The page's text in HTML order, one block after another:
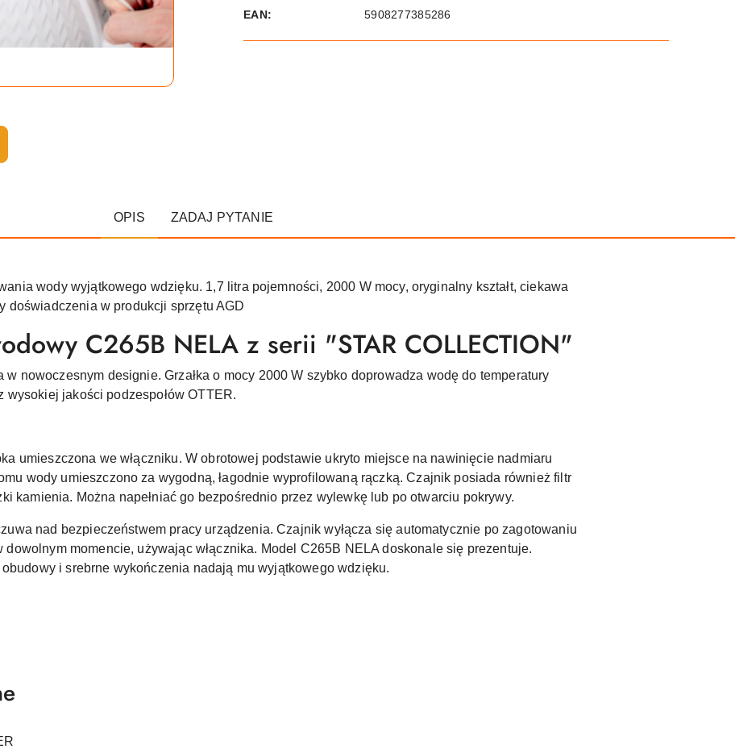
EAN: 5908277385286
OPIS ZADAJ PYTANIE
wody wyjątkowego wdzięku. 1,7 litra pojemności, 2000 W mocy, oryginalny kształt, ciekawa
doświadczenia w produkcji sprzętu AGD
C265B NELA z serii "STAR COLLECTION"
nowoczesnym designie. Grzałka o mocy 2000 W szybko doprowadza wodę do temperatury
wysokiej jakości podzespołów OTTER.
umieszczona we włączniku. W obrotowej podstawie ukryto miejsce na nawinięcie nadmiaru
wody umieszczono za wygodną, łagodnie wyprofilowaną rączką. Czajnik posiada również filtr
kamienia. Można napełniać go bezpośrednio przez wylewkę lub po otwarciu pokrywy.
nad bezpieczeństwem pracy urządzenia. Czajnik wyłącza się automatycznie po zagotowaniu
dowolnym momencie, używając włącznika. Model C265B NELA doskonale się prezentuje.
i srebrne wykończenia nadają mu wyjątkowego wdzięku.